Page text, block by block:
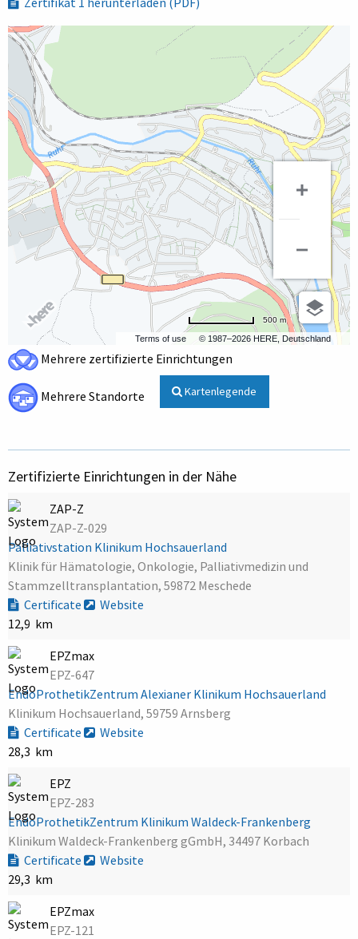
Terms of use © 1987–2026 HERE, Deutschland
500 m
Mehrere zertifizierte Einrichtungen
Mehrere Standorte Kartenlegende
Zertifizierte Einrichtungen in der Nähe
ZAP-Z
ZAP-Z-029
Palliativstation Klinikum Hochsauerland
Klinik für Hämatologie, Onkologie, Palliativmedizin und
Stammzelltransplantation, 59872 Meschede
Certificate
Website
12,9 km
EPZmax
EPZ-647
EndoProthetikZentrum Alexianer Klinikum Hochsauerland
Klinikum Hochsauerland, 59759 Arnsberg
Certificate
Website
28,3 km
EPZ
EPZ-283
EndoProthetikZentrum Klinikum Waldeck-Frankenberg
Klinikum Waldeck-Frankenberg gGmbH, 34497 Korbach
Certificate
Website
29,3 km
EPZmax
EPZ-121